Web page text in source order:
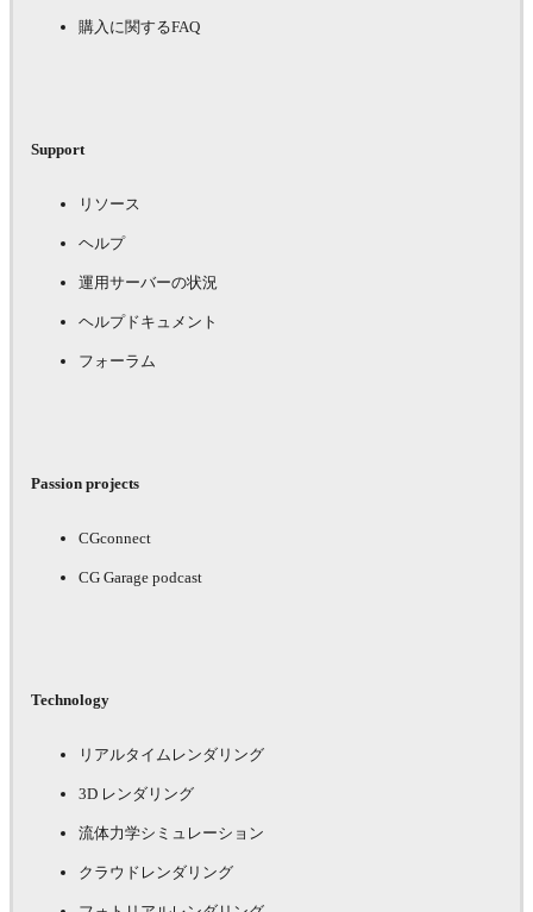
購入に関するFAQ
Support
リソース
ヘルプ
運用サーバーの状況
ヘルプドキュメント
フォーラム
Passion projects
CGconnect
CG Garage podcast
Technology
リアルタイムレンダリング
3D レンダリング
流体力学シミュレーション
クラウドレンダリング